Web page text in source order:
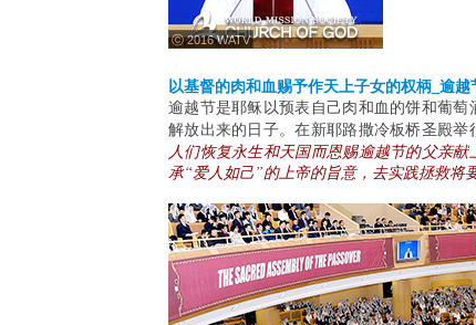
ⓒ 2016 WATV
以基督的肉和血赐予作天上子女的权柄_逾越
逾越节是耶稣以预表自己肉和血的饼和葡
解放出来的日子。在新耶路撒冷板桥圣殿举
人们恢复永生和天国而恩赐逾越节的父亲
承“爱人如己”的上帝的旨意，去实践拯救将